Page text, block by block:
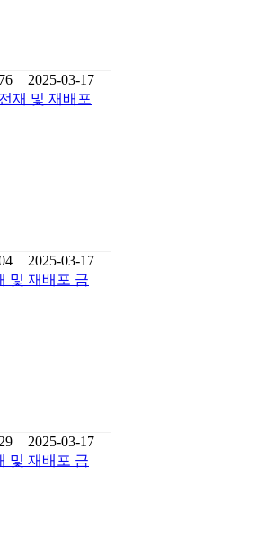
2025-03-17
재 및 재배포
2025-03-17
및 재배포 금
2025-03-17
및 재배포 금